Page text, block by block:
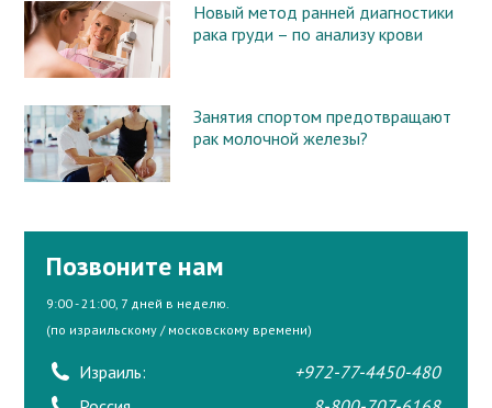
Новый метод ранней диагностики
рака груди – по анализу крови
Занятия спортом предотвращают
рак молочной железы?
Позвоните нам
9:00 - 21:00, 7 дней в неделю.
(по израильскому / московскому времени)
Израиль:
+972-77-4450-480